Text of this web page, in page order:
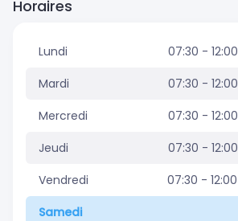
Horaires
Lundi 07:30 - 12:00
Mardi
07:30 - 12:00
Mercredi
07:30 - 12:00
Jeudi
07:30 - 12:00
Vendredi
07:30 - 12:00
Samedi